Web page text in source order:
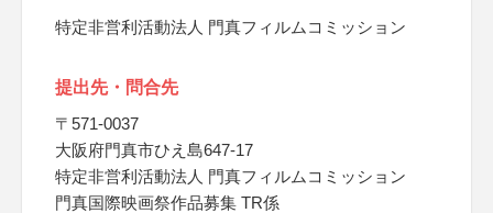
特定非営利活動法人 門真フィルムコミッション
提出先・問合先
〒571-0037
大阪府門真市ひえ島647-17
特定非営利活動法人 門真フィルムコミッション
門真国際映画祭作品募集 TR係